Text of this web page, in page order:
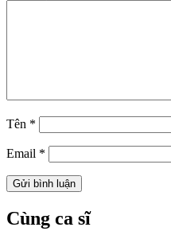
Tên *
Email *
Cùng ca sĩ